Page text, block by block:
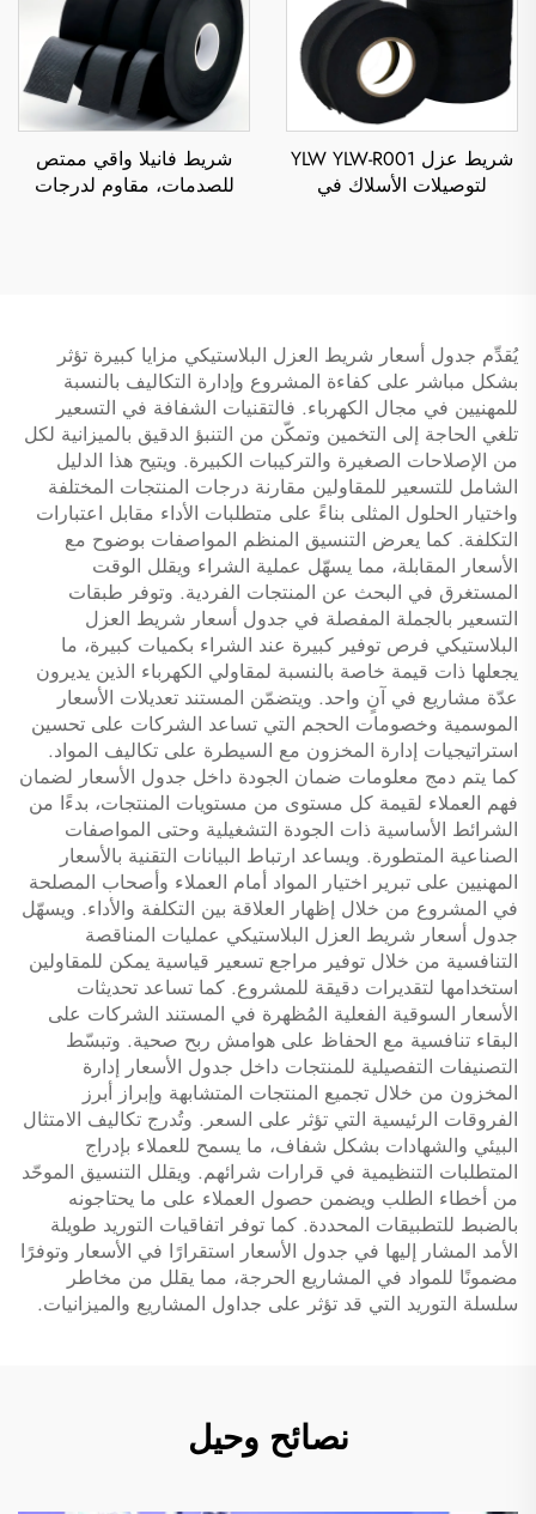
شريط عزل YLW YLW-R001
لتوصيلات الأسلاك في
شريط فانيلا واقي ممتص
للصدمات، مقاوم لدرجات
يُقدِّم جدول أسعار شريط العزل البلاستيكي مزايا كبيرة تؤثر
بشكل مباشر على كفاءة المشروع وإدارة التكاليف بالنسبة
للمهنيين في مجال الكهرباء. فالتقنيات الشفافة في التسعير
تلغي الحاجة إلى التخمين وتمكّن من التنبؤ الدقيق بالميزانية لكل
من الإصلاحات الصغيرة والتركيبات الكبيرة. ويتيح هذا الدليل
الشامل للتسعير للمقاولين مقارنة درجات المنتجات المختلفة
واختيار الحلول المثلى بناءً على متطلبات الأداء مقابل اعتبارات
التكلفة. كما يعرض التنسيق المنظم المواصفات بوضوح مع
الأسعار المقابلة، مما يسهّل عملية الشراء ويقلل الوقت
المستغرق في البحث عن المنتجات الفردية. وتوفر طبقات
التسعير بالجملة المفصلة في جدول أسعار شريط العزل
البلاستيكي فرص توفير كبيرة عند الشراء بكميات كبيرة، ما
يجعلها ذات قيمة خاصة بالنسبة لمقاولي الكهرباء الذين يديرون
عدّة مشاريع في آنٍ واحد. ويتضمّن المستند تعديلات الأسعار
الموسمية وخصومات الحجم التي تساعد الشركات على تحسين
استراتيجيات إدارة المخزون مع السيطرة على تكاليف المواد.
كما يتم دمج معلومات ضمان الجودة داخل جدول الأسعار لضمان
فهم العملاء لقيمة كل مستوى من مستويات المنتجات، بدءًا من
الشرائط الأساسية ذات الجودة التشغيلية وحتى المواصفات
الصناعية المتطورة. ويساعد ارتباط البيانات التقنية بالأسعار
المهنيين على تبرير اختيار المواد أمام العملاء وأصحاب المصلحة
في المشروع من خلال إظهار العلاقة بين التكلفة والأداء. ويسهّل
جدول أسعار شريط العزل البلاستيكي عمليات المناقصة
التنافسية من خلال توفير مراجع تسعير قياسية يمكن للمقاولين
استخدامها لتقديرات دقيقة للمشروع. كما تساعد تحديثات
الأسعار السوقية الفعلية المُظهرة في المستند الشركات على
البقاء تنافسية مع الحفاظ على هوامش ربح صحية. وتبسّط
التصنيفات التفصيلية للمنتجات داخل جدول الأسعار إدارة
المخزون من خلال تجميع المنتجات المتشابهة وإبراز أبرز
الفروقات الرئيسية التي تؤثر على السعر. وتُدرج تكاليف الامتثال
البيئي والشهادات بشكل شفاف، ما يسمح للعملاء بإدراج
المتطلبات التنظيمية في قرارات شرائهم. ويقلل التنسيق الموحّد
من أخطاء الطلب ويضمن حصول العملاء على ما يحتاجونه
بالضبط للتطبيقات المحددة. كما توفر اتفاقيات التوريد طويلة
الأمد المشار إليها في جدول الأسعار استقرارًا في الأسعار وتوفرًا
مضمونًا للمواد في المشاريع الحرجة، مما يقلل من مخاطر
سلسلة التوريد التي قد تؤثر على جداول المشاريع والميزانيات.
نصائح وحيل